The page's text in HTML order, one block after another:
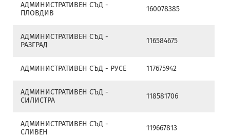
АДМИНИСТРАТИВЕН СЪД -
ПЛОВДИВ
160078385
АДМИНИСТРАТИВЕН СЪД -
РАЗГРАД
116584675
АДМИНИСТРАТИВЕН СЪД - РУСЕ 117675942
АДМИНИСТРАТИВЕН СЪД -
СИЛИСТРА
118581706
АДМИНИСТРАТИВЕН СЪД -
СЛИВЕН
119667813